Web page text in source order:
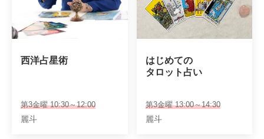
西洋占星術
第3金曜 10:30～12:00
麗斗
はじめての
タロット占い
第3金曜 13:00～14:30
麗斗